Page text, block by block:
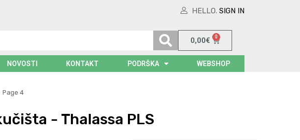
HELLO. SIGN IN
0,00€ 0
NOVOSTI KONTAKT PODRŠKA WEBSHOP
Page 4
- Thalassa PLS